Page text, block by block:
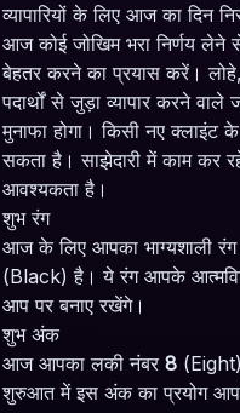
व्यापारियों के लिए आज का दिन
आज कोई जोखिम भरा निर्णय
बेहतर करने का प्रयास करें।
पदार्थों से जुड़ा व्यापार करने
मुनाफा होगा। किसी नए क्लाइंट
सकता है। साझेदारी में काम कर
आवश्यकता है।
शुभ रंग
आज के लिए आपका भाग्यशाली
(Black) है। ये रंग आपके
आप पर बनाए रखेंगे।
शुभ अंक
आज आपका लकी नंबर 8(Eight)
शुरुआत में इस अंक का प्रयोग